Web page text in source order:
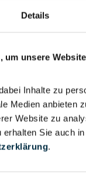
Details
um unsere
Inhalte zu
Medien anbieten
Website zu
erhalten Sie auch in
.
Für
Nutzer
anfragen